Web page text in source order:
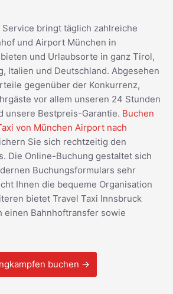
Service bringt täglich zahlreiche
und Airport München in
und Urlaubsorte in ganz Tirol,
Italien und Deutschland. Abgesehen
gegenüber der Konkurrenz,
vor allem unseren 24 Stunden
unsere Bestpreis-Garantie. Buchen
von München Airport nach
Sie sich rechtzeitig den
Die Online-Buchung gestaltet sich
Buchungsformulars sehr
Ihnen die bequeme Organisation
bietet Travel Taxi Innsbruck
einen Bahnhoftransfer sowie
buchen →